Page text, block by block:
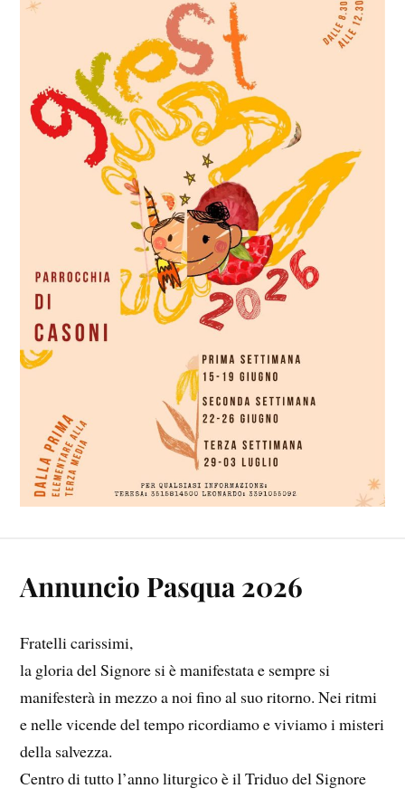
Annuncio Pasqua 2026
Fratelli carissimi,
la gloria del Signore si è manifestata e sempre si
manifesterà in mezzo a noi fino al suo ritorno. Nei ritmi
e nelle vicende del tempo ricordiamo e viviamo i misteri
della salvezza.
Centro di tutto l’anno liturgico è il Triduo del Signore